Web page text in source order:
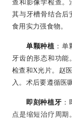
查和影像学检查。
其与牙槽骨结合后
食用实力强食物。
单颗种植 ：
牙齿的形态和功能
检查和X光片。赵
入。术后要遵循医
即刻种植牙
点是缩短治疗周